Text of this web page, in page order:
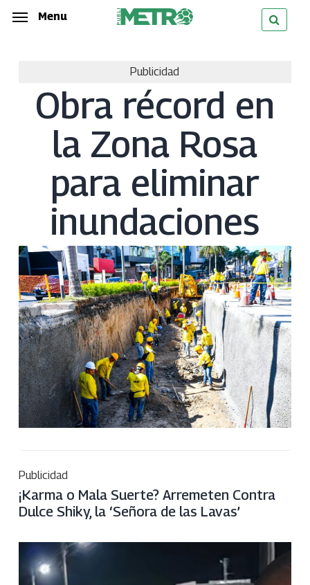
Skip
Menu
Publicidad
Obra récord en
la Zona Rosa
para eliminar
inundaciones
Publicidad
¡Karma o Mala Suerte? Arremeten Contra
Dulce Shiky, la ‘Señora de las Lavas’
Menu